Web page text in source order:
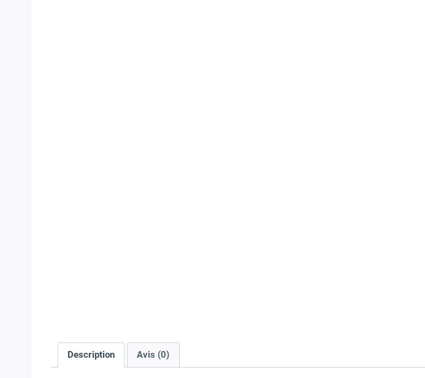
Description Avis (0)